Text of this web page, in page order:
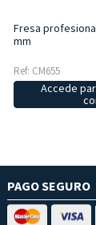
Fresa
mm
Ref: CM655
Accede
PAGO SEGURO